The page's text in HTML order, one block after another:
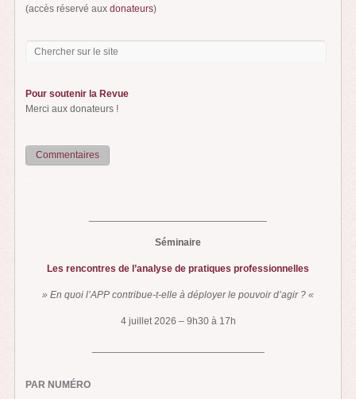
(accès réservé auxdonateurs)
Pour soutenir la Revue
Merci aux donateurs !
Commentaires
Séminaire
Les rencontres de l’analyse de pratiques professionnelles
» En quoi l’APP contribue-t-elle à déployer le pouvoir d’agir ? «
4 juillet 2026 – 9h30 à 17h
PAR NUMÉRO